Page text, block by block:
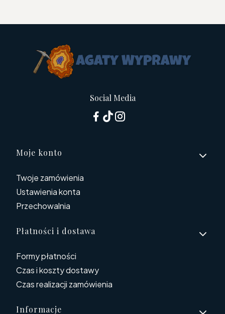
Social Media
Linki w stopce
Moje konto
Twoje zamówienia
Ustawienia konta
Przechowalnia
Płatności i dostawa
Formy płatności
Czas i koszty dostawy
Czas realizacji zamówienia
Informacje